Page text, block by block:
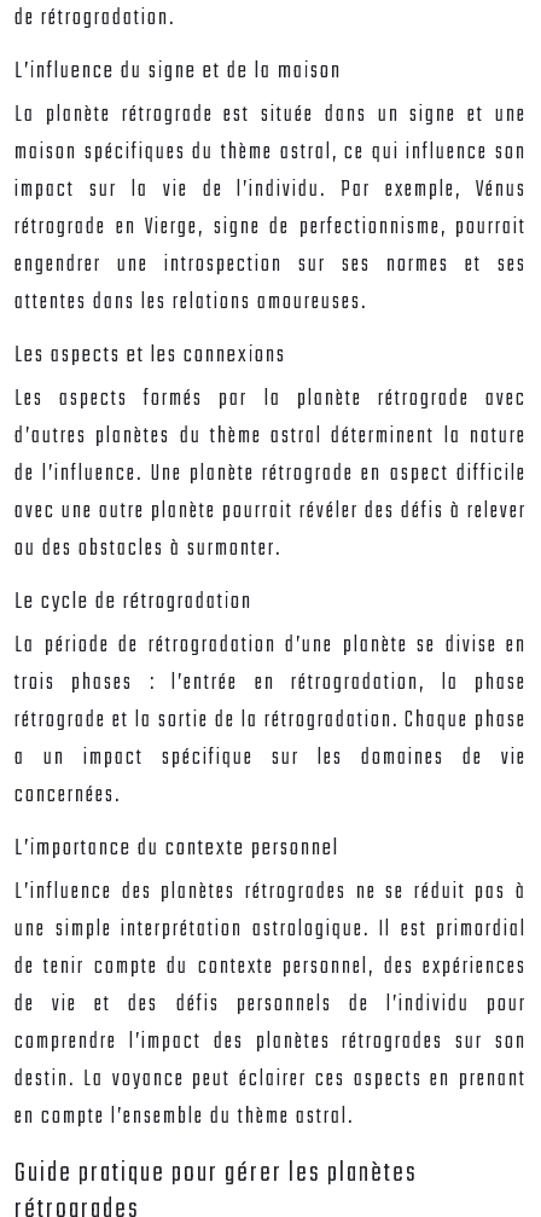
de rétrogradation.
L’influence du signe et de la maison
La planète rétrograde est située dans un signe et une
maison spécifiques du thème astral, ce qui influence son
impact sur la vie de l’individu. Par exemple, Vénus
rétrograde en Vierge, signe de perfectionnisme, pourrait
engendrer une introspection sur ses normes et ses
attentes dans les relations amoureuses.
Les aspects et les connexions
Les aspects formés par la planète rétrograde avec
d’autres planètes du thème astral déterminent la nature
de l’influence. Une planète rétrograde en aspect difficile
avec une autre planète pourrait révéler des défis à relever
ou des obstacles à surmonter.
Le cycle de rétrogradation
La période de rétrogradation d’une planète se divise en
trois phases : l’entrée en rétrogradation, la phase
rétrograde et la sortie de la rétrogradation. Chaque phase
a un impact spécifique sur les domaines de vie
concernées.
L’importance du contexte personnel
L’influence des planètes rétrogrades ne se réduit pas à
une simple interprétation astrologique. Il est primordial
de tenir compte du contexte personnel, des expériences
de vie et des défis personnels de l’individu pour
comprendre l’impact des planètes rétrogrades sur son
destin. La voyance peut éclairer ces aspects en prenant
en compte l’ensemble du thème astral.
Guide pratique pour gérer les planètes